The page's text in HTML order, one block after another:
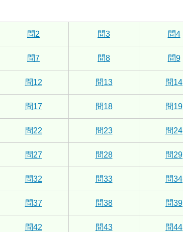
問2 問3 問4
問7 問8 問9
問12 問13 問14
問17 問18 問19
問22 問23 問24
問27 問28 問29
問32 問33 問34
問37 問38 問39
問42 問43 問44